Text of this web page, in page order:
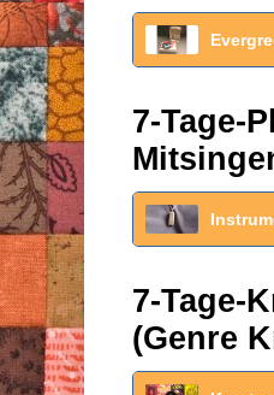
7-Tage-
7-Tage-
(Genre